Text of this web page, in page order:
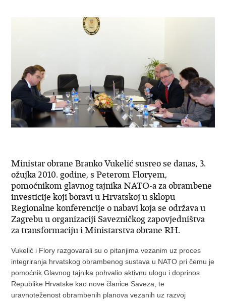
Ministar obrane Branko Vukelić susreo se danas, 3.
ožujka 2010. godine, s Peterom Floryem,
pomoćnikom glavnog tajnika NATO-a za obrambene
investicije koji boravi u Hrvatskoj u sklopu
Regionalne konferencije o nabavi koja se održava u
Zagrebu u organizaciji Savezničkog zapovjedništva
za transformaciju i Ministarstva obrane RH.
Vukelić i Flory razgovarali su o pitanjima vezanim uz proces
integriranja hrvatskog obrambenog sustava u NATO pri čemu je
pomoćnik Glavnog tajnika pohvalio aktivnu ulogu i doprinos
Republike Hrvatske kao nove članice Saveza, te
uravnoteženost obrambenih planova vezanih uz razvoj